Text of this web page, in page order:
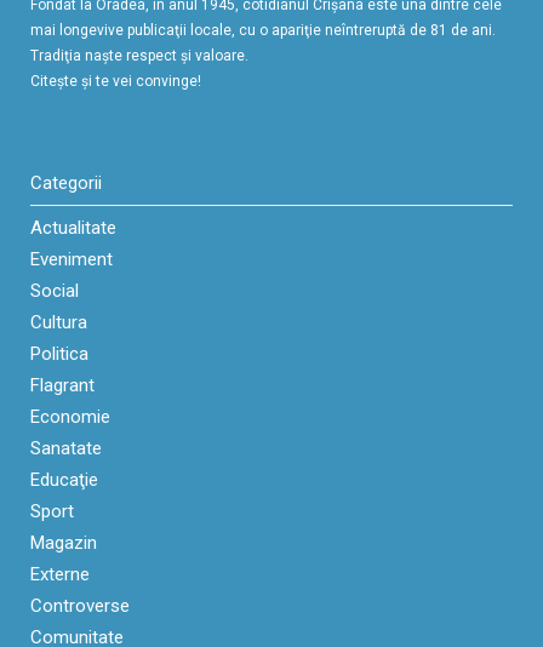
Fondat la Oradea, în anul 1945, cotidianul Crişana este una dintre cele
mai longevive publicaţii locale, cu o apariţie neîntreruptă de 81 de ani.
Tradiţia naşte respect şi valoare.
Citeşte şi te vei convinge!
Categorii
Actualitate
Eveniment
Social
Cultura
Politica
Flagrant
Economie
Sanatate
Educaţie
Sport
Magazin
Externe
Controverse
Comunitate